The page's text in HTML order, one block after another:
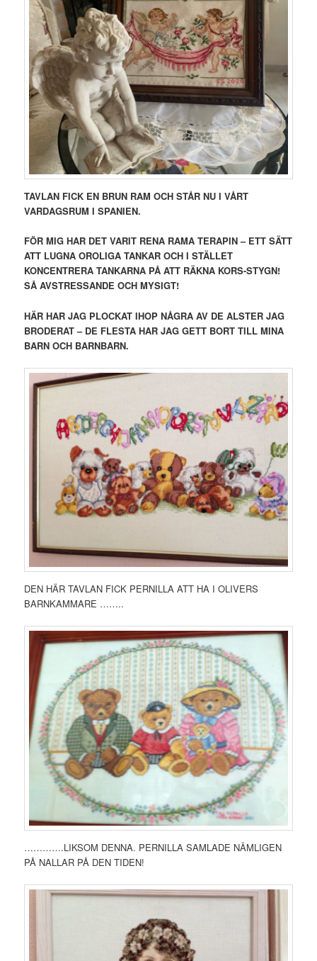
TAVLAN FICK EN BRUN RAM OCH STÅR NU I VÅRT
VARDAGSRUM I SPANIEN.
FÖR MIG HAR DET VARIT RENA RAMA TERAPIN – ETT SÄTT
ATT LUGNA OROLIGA TANKAR OCH I STÄLLET
KONCENTRERA TANKARNA PÅ ATT RÄKNA KORS-STYGN!
SÅ AVSTRESSANDE OCH MYSIGT!
HÄR HAR JAG PLOCKAT IHOP NÅGRA AV DE ALSTER JAG
BRODERAT – DE FLESTA HAR JAG GETT BORT TILL MINA
BARN OCH BARNBARN.
DEN HÄR TAVLAN FICK PERNILLA ATT HA I OLIVERS
BARNKAMMARE ……..
………….LIKSOM DENNA. PERNILLA SAMLADE NÄMLIGEN
PÅ NALLAR PÅ DEN TIDEN!